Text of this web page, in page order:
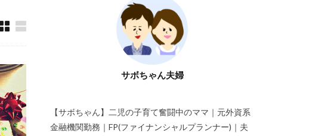
サボちゃん夫婦
【サボちゃん】二児の子育て奮闘中のママ｜元外資系
金融機関勤務｜FP(ファイナンシャルプランナー)｜夫